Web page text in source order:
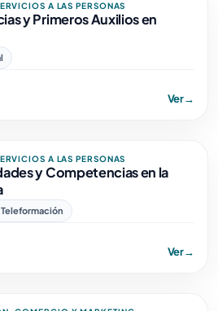
A LAS PERSONAS
y Primeros Auxilios en
Ver→
A LAS PERSONAS
y Competencias en la
Ver→